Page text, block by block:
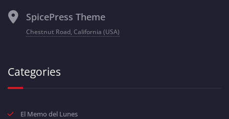
SpicePress Theme
Chestnut Road, California (USA)
Categories
El Memo del Lunes